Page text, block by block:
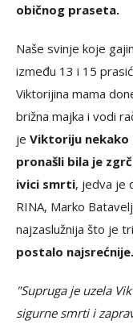
običnog praseta.
Naše svinje koje
između 13 i 15
Viktorijina mama
brižna majka i vodi
je Viktoriju nekako
pronašli bila je
ivici smrti, jedva je
RINA, Marko
najzaslužnija što je
postalo najsrećnije.
"Supruga je uzela
sigurne smrti i